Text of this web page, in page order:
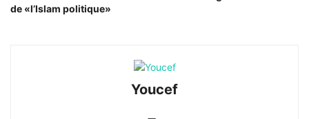
de «l’Islam politique»
Youcef